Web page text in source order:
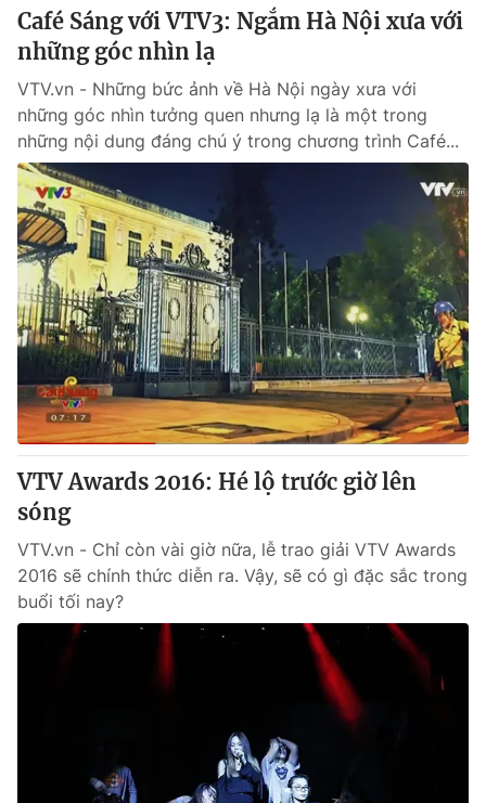
Café Sáng với VTV3: Ngắm Hà Nội xưa với
những góc nhìn lạ
VTV.vn - Những bức ảnh về Hà Nội ngày xưa với
những góc nhìn tưởng quen nhưng lạ là một trong
những nội dung đáng chú ý trong chương trình Café...
VTV Awards 2016: Hé lộ trước giờ lên
sóng
VTV.vn - Chỉ còn vài giờ nữa, lễ trao giải VTV Awards
2016 sẽ chính thức diễn ra. Vậy, sẽ có gì đặc sắc trong
buổi tối nay?